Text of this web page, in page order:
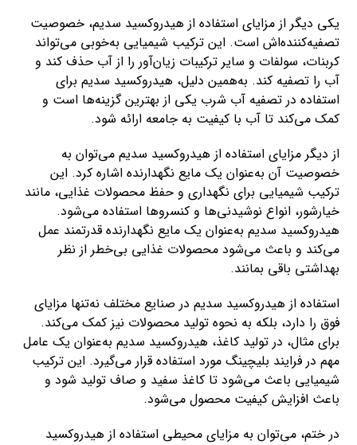
یکی دیگر از مزایای استفاده از هیدروکسید سدیم، خصوصیت
تصفیه‌کننده‌اش است. این ترکیب شیمیایی به‌خوبی می‌تواند
کربنات، سولفات و سایر ترکیبات زیان‌آور را از آب حذف کند و
آب را تصفیه کند. به‌همین دلیل، هیدروکسید سدیم برای
استفاده در تصفیه آب شرب یکی از بهترین گزینه‌ها است و
کمک می‌کند تا آب با کیفیت به جامعه ارائه شود.
از دیگر مزایای استفاده از هیدروکسید سدیم می‌توان به
خصوصیت آن به‌عنوان یک مایع نگهدارنده اشاره کرد. این
ترکیب شیمیایی برای نگهداری و حفظ محصولات غذایی، مانند
خیارشور، انواع نوشیدنی‌ها و کنسروها استفاده می‌شود.
هیدروکسید سدیم به‌عنوان یک مایع نگهدارنده قدرتمند عمل
می‌کند و باعث می‌شود محصولات غذایی بی‌خطر از نظر
بهداشتی باقی بمانند.
استفاده از هیدروکسید سدیم در صنایع مختلف نه‌تنها مزایای
فوق را دارد، بلکه به نحوه تولید محصولات نیز کمک می‌کند.
برای مثال، در تولید کاغذ، هیدروکسید سدیم به‌عنوان یک عامل
مهم در فرایند بلیچینگ مورد استفاده قرار می‌گیرد. این ترکیب
شیمیایی باعث می‌شود تا کاغذ سفید و صاف تولید شود و
باعث افزایش کیفیت محصول می‌شود.
در ختم، می‌توان به مزایای محیطی استفاده از هیدروکسید